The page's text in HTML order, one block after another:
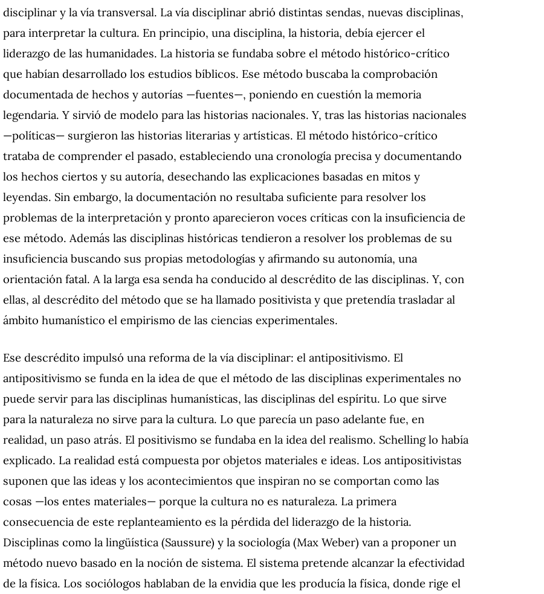
disciplinar y la vía transversal. La vía disciplinar abrió distintas sendas, nuevas disciplinas,
para interpretar la cultura. En principio, una disciplina, la historia, debía ejercer el
liderazgo de las humanidades. La historia se fundaba sobre el método histórico-crítico
que habían desarrollado los estudios bíblicos. Ese método buscaba la comprobación
documentada de hechos y autorías —fuentes—, poniendo en cuestión la memoria
legendaria. Y sirvió de modelo para las historias nacionales. Y, tras las historias nacionales
—políticas— surgieron las historias literarias y artísticas. El método histórico-crítico
trataba de comprender el pasado, estableciendo una cronología precisa y documentando
los hechos ciertos y su autoría, desechando las explicaciones basadas en mitos y
leyendas. Sin embargo, la documentación no resultaba suficiente para resolver los
problemas de la interpretación y pronto aparecieron voces críticas con la insuficiencia de
ese método. Además las disciplinas históricas tendieron a resolver los problemas de su
insuficiencia buscando sus propias metodologías y afirmando su autonomía, una
orientación fatal. A la larga esa senda ha conducido al descrédito de las disciplinas. Y, con
ellas, al descrédito del método que se ha llamado positivista y que pretendía trasladar al
ámbito humanístico el empirismo de las ciencias experimentales.
Ese descrédito impulsó una reforma de la vía disciplinar: el antipositivismo. El
antipositivismo se funda en la idea de que el método de las disciplinas experimentales no
puede servir para las disciplinas humanísticas, las disciplinas del espíritu. Lo que sirve
para la naturaleza no sirve para la cultura. Lo que parecía un paso adelante fue, en
realidad, un paso atrás. El positivismo se fundaba en la idea del realismo. Schelling lo había
explicado. La realidad está compuesta por objetos materiales e ideas. Los antipositivistas
suponen que las ideas y los acontecimientos que inspiran no se comportan como las
cosas —los entes materiales— porque la cultura no es naturaleza. La primera
consecuencia de este replanteamiento es la pérdida del liderazgo de la historia.
Disciplinas como la lingüística (Saussure) y la sociología (Max Weber) van a proponer un
método nuevo basado en la noción de sistema. El sistema pretende alcanzar la efectividad
de la física. Los sociólogos hablaban de la envidia que les producía la física, donde rige el